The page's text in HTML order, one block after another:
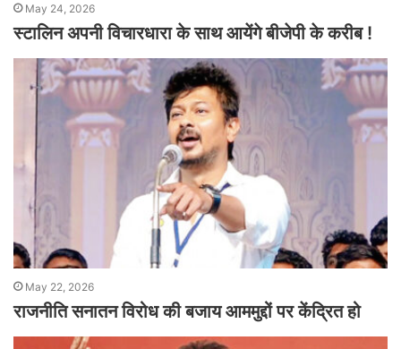
May 24, 2026
स्टालिन अपनी विचारधारा के साथ आयेंगे बीजेपी के करीब !
May 22, 2026
राजनीति सनातन विरोध की बजाय आममुद्दों पर केंद्रित हो